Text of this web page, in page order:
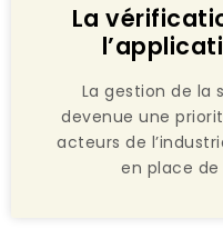
La
La gestion de la
devenue une
acteurs de
en place